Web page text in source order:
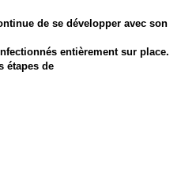
de se développer avec son
entièrement sur place.
étapes de